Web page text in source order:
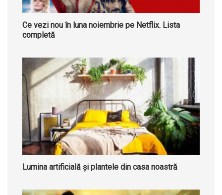
Ce vezi nou în luna noiembrie pe Netflix. Lista
completă
Lumina artificială și plantele din casa noastră